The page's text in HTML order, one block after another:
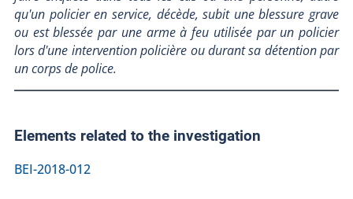
qu'un policier en service, décède, subit une blessure grave
ou est blessée par une arme à feu utilisée par un policier
lors d'une intervention policière ou durant sa détention par
un corps de police.
Elements related to the investigation
BEI-2018-012